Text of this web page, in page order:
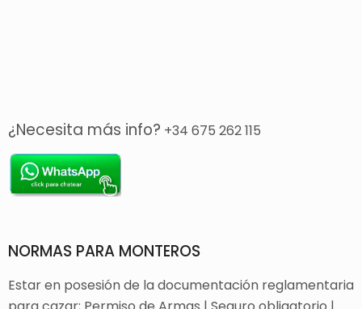
¿Necesita más info? +34 675 262 115
NORMAS PARA MONTEROS
Estar en posesión de la documentación reglamentaria